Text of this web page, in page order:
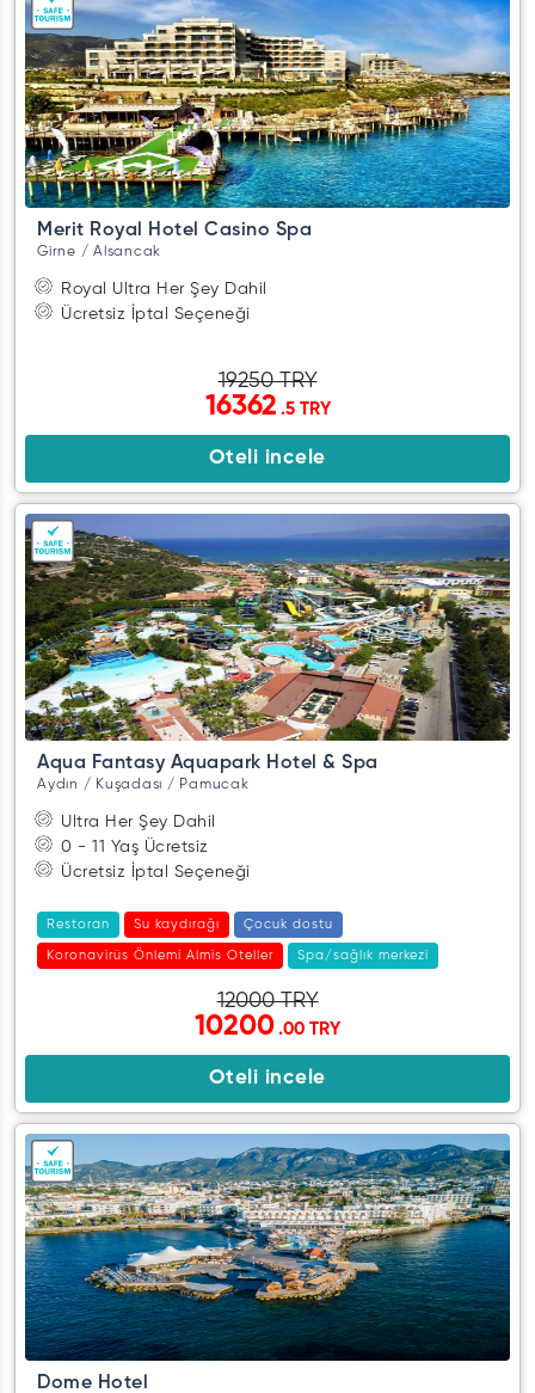
Merit Royal Hotel Casino Spa
Girne / Alsancak
Royal Ultra Her Şey Dahil
Ücretsiz İptal Seçeneği
19250 TRY
16362.5 TRY
Oteli incele
Aqua Fantasy Aquapark Hotel & Spa
Aydın / Kuşadası / Pamucak
Ultra Her Şey Dahil
0 - 11 Yaş Ücretsiz
Ücretsiz İptal Seçeneği
Restoran Su kaydırağı Çocuk dostu
Koronavirüs Önlemi Almis Oteller Spa/sağlık merkezi
12000 TRY
10200.00 TRY
Oteli incele
Dome Hotel